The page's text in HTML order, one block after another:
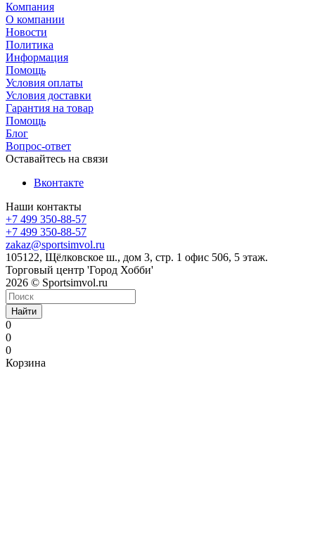
Компания
О компании
Новости
Политика
Информация
Помощь
Условия оплаты
Условия доставки
Гарантия на товар
Помощь
Блог
Вопрос-ответ
Оставайтесь на связи
Вконтакте
Наши контакты
+7 499 350-88-57
+7 499 350-88-57
zakaz@sportsimvol.ru
105122, Щёлковское ш., дом 3, стр. 1 офис 506, 5 этаж.
Торговый центр 'Город Хобби'
2026 © Sportsimvol.ru
Найти
0
0
0
Корзина